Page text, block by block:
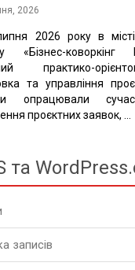
2026
2026 року в
«Бізнес-коворкінг
практико-
та управління
опрацювали
проєктних заявок, ...
та
записів